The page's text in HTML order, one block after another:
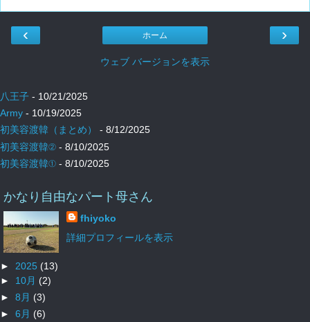
‹ ›
ホーム
ウェブ バージョンを表示
八王子 - 10/21/2025
Army - 10/19/2025
初美容渡韓（まとめ）
- 8/12/2025
初美容渡韓② - 8/10/2025
初美容渡韓① - 8/10/2025
かなり自由なパート母さん
fhiyoko
詳細プロフィールを表示
► 2025 (13)
► 10月 (2)
► 8月 (3)
► 6月 (6)